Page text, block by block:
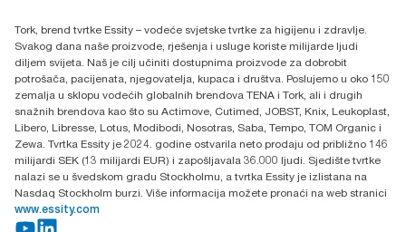
H-1021 Budapest
Budakeszi út 51.
Tork, brend tvrtke Essity – vodeće svjetske tvrtke za higijenu i zdravlje.
Svakog dana naše proizvode, rješenja i usluge koriste milijarde ljudi
diljem svijeta. Naš je cilj učiniti dostupnima proizvode za dobrobit
potrošača, pacijenata, njegovatelja, kupaca i društva. Poslujemo u oko 150
zemalja u sklopu vodećih globalnih brendova TENA i Tork, ali i drugih
snažnih brendova kao što su Actimove, Cutimed, JOBST, Knix, Leukoplast,
Libero, Libresse, Lotus, Modibodi, Nosotras, Saba, Tempo, TOM Organic i
Zewa. Tvrtka Essity je 2024. godine ostvarila neto prodaju od približno 146
milijardi SEK (13 milijardi EUR) i zapošljavala 36.000 ljudi. Sjedište tvrtke
nalazi se u švedskom gradu Stockholmu, a tvrtka Essity je izlistana na
Nasdaq Stockholm burzi. Više informacija možete pronaći na web stranici
www.essity.com